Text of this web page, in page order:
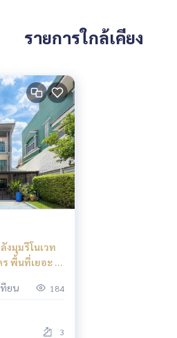
รายการใกล้เคียง
งมุมรีโนเวท
พื้นที่เยอะ 🔥
ทาวน์ อเวนิ
ห้องนอน
ทียน 184
3